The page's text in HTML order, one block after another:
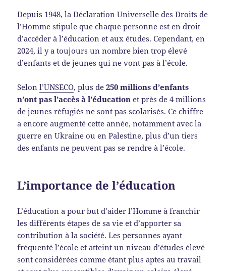
Depuis 1948, la Déclaration Universelle des Droits de
l’Homme stipule que chaque personne est en droit
d’accéder à l’éducation et aux études. Cependant, en
2024, il y a toujours un nombre bien trop élevé
d’enfants et de jeunes qui ne vont pas à l’école.
Selonl’UNSECO, plus de250 millions d’enfants
n’ont pas l’accès à l’éducation et près de 4 millions
de jeunes réfugiés ne sont pas scolarisés. Ce chiffre
a encore augmenté cette année, notamment avec la
guerre en Ukraine ou en Palestine, plus d’un tiers
des enfants ne peuvent pas se rendre à l’école.
L’importance de l’éducation
L’éducation a pour but d’aider l’Homme à franchir
les différents étapes de sa vie et d’apporter sa
contribution à la société. Les personnes ayant
fréquenté l’école et atteint un niveau d’études élevé
sont considérées comme étant plus aptes au travail